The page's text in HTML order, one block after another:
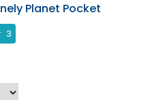
Planet Pocket
3